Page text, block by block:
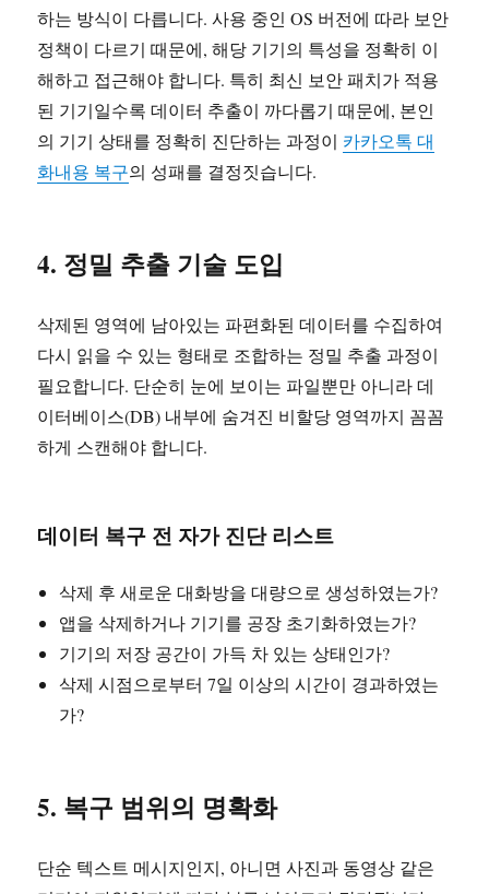
하는 방식이 다릅니다. 사용 중인 OS 버전에 따라 보안
정책이 다르기 때문에, 해당 기기의 특성을 정확히 이
해하고 접근해야 합니다. 특히 최신 보안 패치가 적용
된 기기일수록 데이터 추출이 까다롭기 때문에, 본인
의 기기 상태를 정확히 진단하는 과정이 카카오톡 대
화내용 복구의 성패를 결정짓습니다.
4. 정밀 추출 기술 도입
삭제된 영역에 남아있는 파편화된 데이터를 수집하여
다시 읽을 수 있는 형태로 조합하는 정밀 추출 과정이
필요합니다. 단순히 눈에 보이는 파일뿐만 아니라 데
이터베이스(DB) 내부에 숨겨진 비할당 영역까지 꼼꼼
하게 스캔해야 합니다.
데이터 복구 전 자가 진단 리스트
삭제 후 새로운 대화방을 대량으로 생성하였는가?
앱을 삭제하거나 기기를 공장 초기화하였는가?
기기의 저장 공간이 가득 차 있는 상태인가?
삭제 시점으로부터 7일 이상의 시간이 경과하였는
가?
5. 복구 범위의 명확화
단순 텍스트 메시지인지, 아니면 사진과 동영상 같은